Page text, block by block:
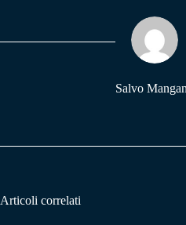
pp m
Salvo
Articoli correlati